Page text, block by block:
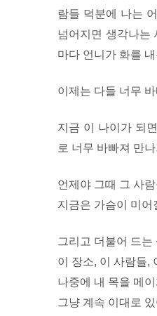
람들 덕분에 나는
넘어지면 생각나는
마다 언니가 화를
이제는 다들 너무
지금 이 나이가 되
로 너무 바빠져 만
언제야 그때 그 사
지금은 가슴이 미어
그리고 더불어 드는
이 장소, 이 사람들,
나중에 내 목을 메
그냥 계속 이대로